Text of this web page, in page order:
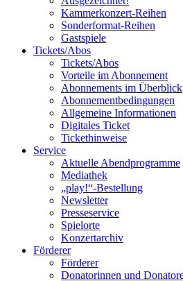
Kammerkonzert-Reihen
Sonderformat-Reihen
Gastspiele
Tickets/Abos
Tickets/Abos
Vorteile im Abonnement
Abonnements im Überblick
Abonnement­bedingungen
Allgemeine Informationen
Digitales Ticket
Ticket­hinweise
Service
Aktuelle Abendprogramme
Mediathek
„play!“-Bestellung
Newsletter
Presseservice
Spielorte
Konzertarchiv
Förderer
Förderer
Donatorinnen und